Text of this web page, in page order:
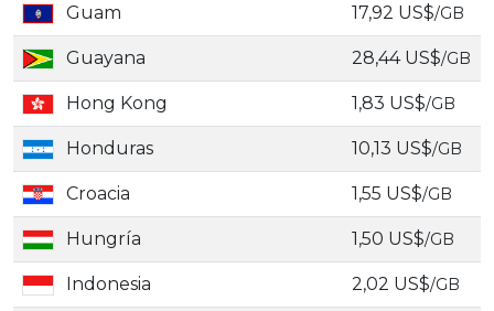
Guam 17,92 US$/GB
Guayana 28,44 US$/GB
Hong Kong 1,83 US$/GB
Honduras 10,13 US$/GB
Croacia 1,55 US$/GB
Hungría 1,50 US$/GB
Indonesia 2,02 US$/GB